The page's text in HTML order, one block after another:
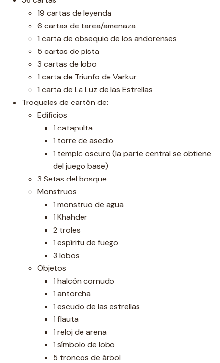
19 cartas de leyenda
6 cartas de tarea/amenaza
1 carta de obsequio de los andorenses
5 cartas de pista
3 cartas de lobo
1 carta de Triunfo de Varkur
1 carta de La Luz de las Estrellas
Troqueles de cartón de:
Edificios
1 catapulta
1 torre de asedio
1 templo oscuro (la parte central se obtiene
del juego base)
3 Setas del bosque
Monstruos
1 monstruo de agua
1 Khahder
2 troles
1 espíritu de fuego
3 lobos
Objetos
1 halcón cornudo
1 antorcha
1 escudo de las estrellas
1 flauta
1 reloj de arena
1 símbolo de lobo
5 troncos de árbol